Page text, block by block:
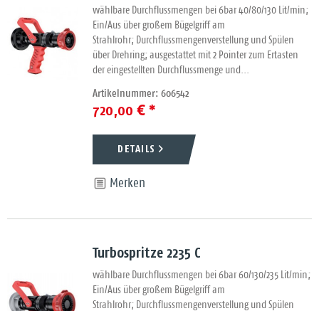
wählbare Durchflussmengen bei 6bar 40/80/130 Lit/min;
Ein/Aus über großem Bügelgriff am
Strahlrohr; Durchflussmengenverstellung und Spülen
über Drehring; ausgestattet mit 2 Pointer zum Ertasten
der eingestellten Durchflussmenge und...
Artikelnummer: 606542
720,00 € *
DETAILS
Merken
Turbospritze 2235 C
wählbare Durchflussmengen bei 6bar 60/130/235 Lit/min;
Ein/Aus über großem Bügelgriff am
Strahlrohr; Durchflussmengenverstellung und Spülen